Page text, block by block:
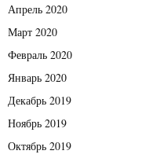
Апрель 2020
Март 2020
Февраль 2020
Январь 2020
Декабрь 2019
Ноябрь 2019
Октябрь 2019